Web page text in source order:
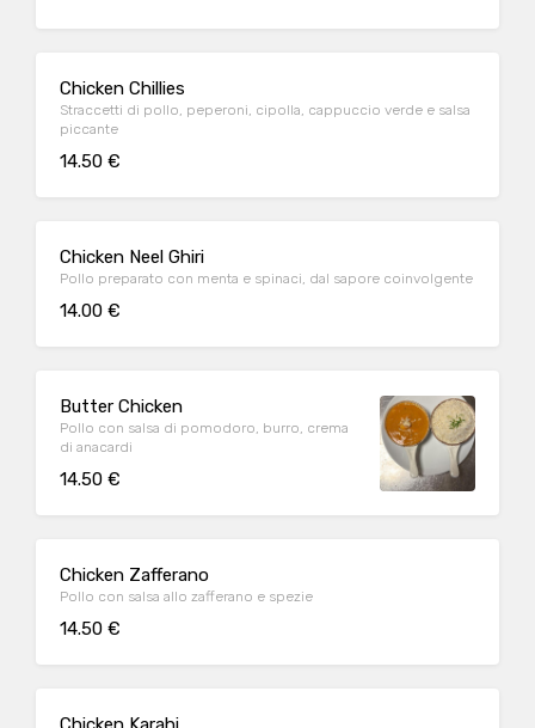
Chicken Chillies
Straccetti di pollo, peperoni, cipolla, cappuccio verde e salsa
piccante
14.50 €
Chicken Neel Ghiri
Pollo preparato con menta e spinaci, dal sapore coinvolgente
14.00 €
Butter Chicken
Pollo con salsa di pomodoro, burro, crema
di anacardi
14.50 €
Chicken Zafferano
Pollo con salsa allo zafferano e spezie
14.50 €